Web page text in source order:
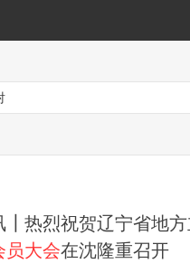
┃热烈祝贺辽宁省地
员大会在沈隆重召开